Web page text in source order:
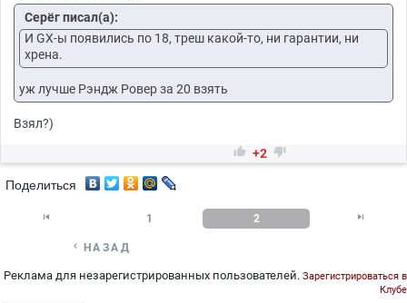
Серёг писал(а):
И GX-ы появились по 18, треш какой-то, ни гарантии, ни
хрена.
уж лучше Рэндж Ровер за 20 взять
Взял?)
 +2 
Поделиться
 1 2 
 НАЗАД
Реклама для незарегистрированных пользователей. Зарегистрироваться в
Клубе